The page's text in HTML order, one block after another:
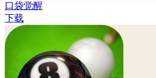
口袋觉醒
下载